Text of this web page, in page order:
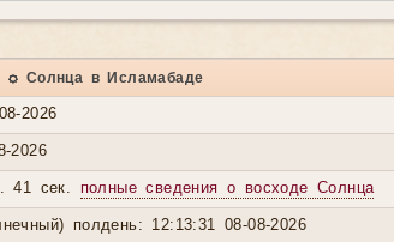
☼ Солнца в Исламабаде
2026
2026
41 сек. полные сведения о восходе Солнца
полдень: 12:13:31 08-08-2026